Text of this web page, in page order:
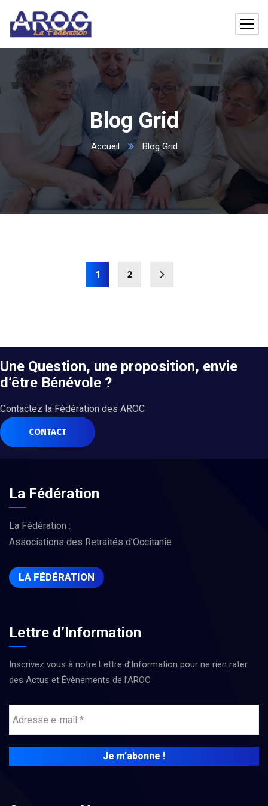
Blog Grid
Accueil Blog Grid
1 2
Une Question, une proposition, envie
d’être Bénévole ?
Contactez la Fédération des AROC
CONTACT
La Fédération
La Fédération :
Associations des Retraités d’Occitanie
LA FÉDÉRATION
Lettre d’Information
Inscrivez vous à notre Lettre d’Information pour ne rien rater
des Actus et Évènements de l’AROC